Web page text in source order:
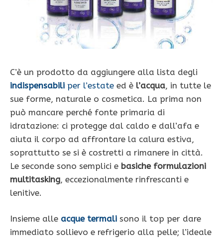
C’è un prodotto da aggiungere alla lista degli
indispensabili per l’estate ed è l’acqua, in tutte le
sue forme, naturale o cosmetica. La prima non
può mancare perché fonte primaria di
idratazione: ci protegge dal caldo e dall’afa e
aiuta il corpo ad affrontare la calura estiva,
soprattutto se si è costretti a rimanere in città.
Le seconde sono semplici e basiche formulazioni
multitasking, eccezionalmente rinfrescanti e
lenitive.
Insieme alle acque termali sono il top per dare
immediato sollievo e refrigerio alla pelle; l’ideale